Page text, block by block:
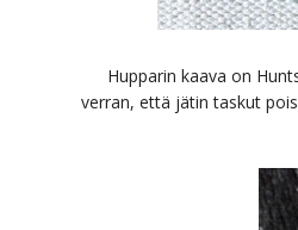
Hupparin kaava on
verran, että jätin taskut